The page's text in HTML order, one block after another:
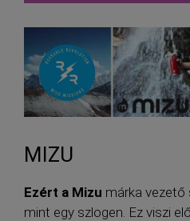
MIZU
Ezért a Mizu márka vezető
mint egy szlogen. Ez viszi